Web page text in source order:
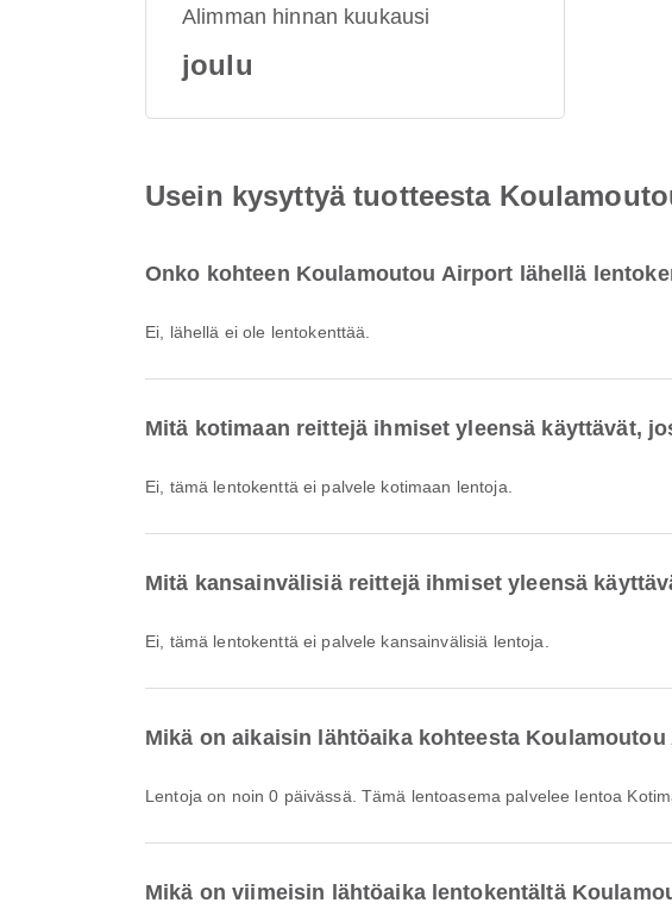
Alimman hinnan kuukausi
joulu
Usein kysyttyä tuotteesta
Onko kohteen Koulamoutou Airport lähellä
Ei, lähellä ei ole lentokenttää.
Mitä kotimaan reittejä ihmiset yleensä käyttävät,
Ei, tämä lentokenttä ei palvele kotimaan lentoja.
Mitä kansainvälisiä reittejä ihmiset yleensä
Ei, tämä lentokenttä ei palvele kansainvälisiä lentoja.
Mikä on aikaisin lähtöaika kohteesta Koulamoutou
Lentoja on noin 0 päivässä. Tämä lentoasema palvelee lentoa
Mikä on viimeisin lähtöaika lentokentältä